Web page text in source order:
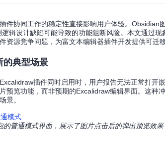
件协同工作的稳定性直接影响用户体验。
辑设计缺陷可能导致的功能阻断风险。本文通过
资源竞争问题，为富文本编辑器插件开发提供可迁
的典型场景
插件同时启用时，用户报告无法正常打
预览功能，而非预期的Excalidraw编辑界面。这
景。
的普通模式界面，展示了图片点击后的弹出预览效果